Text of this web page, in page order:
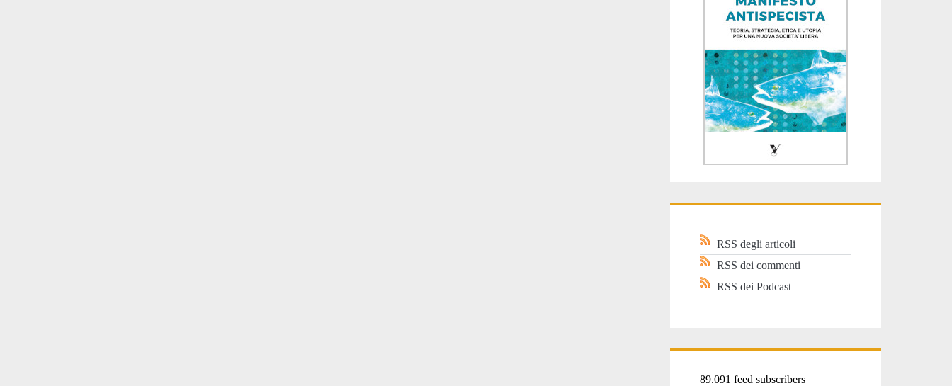
RSS degli articoli
RSS dei commenti
RSS dei Podcast
89.091 feed subscribers